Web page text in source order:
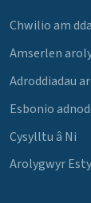
Chwilio am
Amserlen
Adroddiadau
Esbonio
Cysylltu â Ni
Arolygwyr